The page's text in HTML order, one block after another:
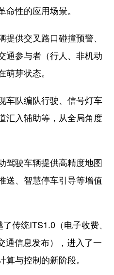
性的应用场景。
供交叉路口碰撞预警、
通参与者（行人、非机动
芽状态。
队编队行驶、信号灯车
汇入辅助等，从全局角度
驶车辆提供高精度地图
送、智慧停车引导等增值
传统ITS1.0（电子收费、
通信息发布），进入了一
与控制的新阶段。